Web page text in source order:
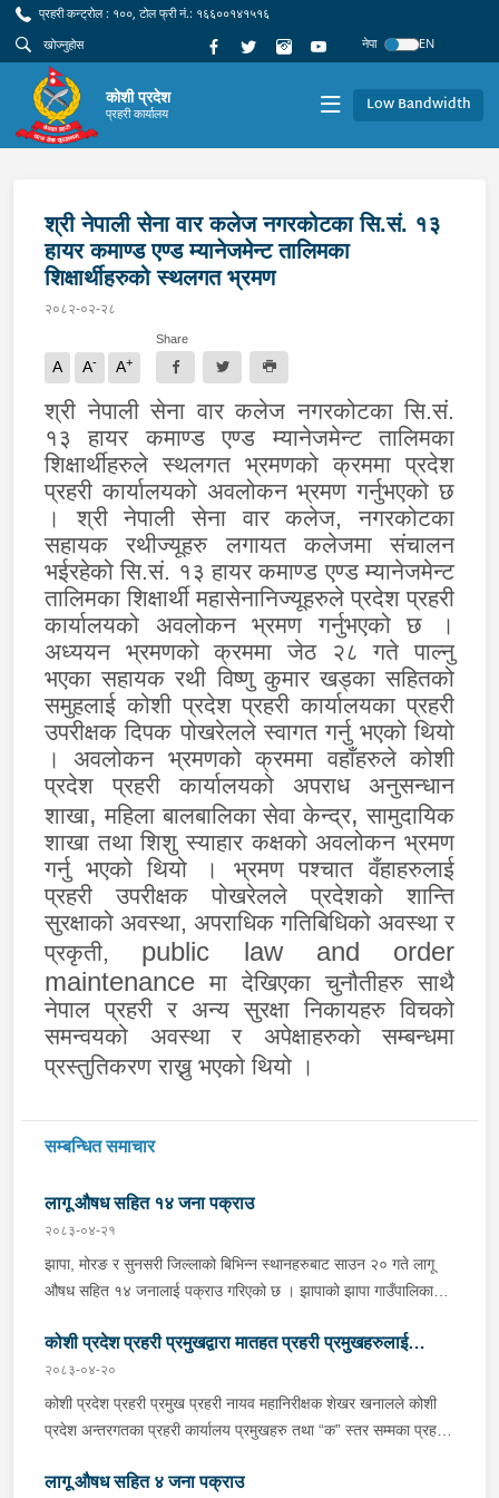
प्रहरी कन्ट्रोल : १००, टोल फ्री नं.: १६६००१४१५१६
नेपा
EN
कोशी प्रदेश
प्रहरी कार्यालय Low Bandwidth
श्री नेपाली सेना वार कलेज नगरकोटका सि.सं. १३
हायर कमाण्ड एण्ड म्यानेजमेन्ट तालिमका
शिक्षार्थीहरुको स्थलगत भ्रमण
२०८२-०२-२८
A A- A+
Share
श्री नेपाली सेना वार कलेज नगरकोटका सि.सं.
१३ हायर कमाण्ड एण्ड म्यानेजमेन्ट तालिमका
शिक्षार्थीहरुले स्थलगत भ्रमणको क्रममा प्रदेश
प्रहरी कार्यालयको अवलोकन भ्रमण गर्नुभएको छ
। श्री नेपाली सेना वार कलेज, नगरकोटका
सहायक रथीज्यूहरु लगायत कलेजमा संचालन
भईरहेको सि.सं. १३ हायर कमाण्ड एण्ड म्यानेजमेन्ट
तालिमका शिक्षार्थी महासेनानिज्यूहरुले प्रदेश प्रहरी
कार्यालयको अवलोकन भ्रमण गर्नुभएको छ ।
अध्ययन भ्रमणको क्रममा जेठ २८ गते पाल्नु
भएका सहायक रथी विष्णु कुमार खड्का सहितको
समुहलाई कोशी प्रदेश प्रहरी कार्यालयका प्रहरी
उपरीक्षक दिपक पोखरेलले स्वागत गर्नु भएको थियो
। अवलोकन भ्रमणको क्रममा वहाँहरुले कोशी
प्रदेश प्रहरी कार्यालयको अपराध अनुसन्धान
शाखा, महिला बालबालिका सेवा केन्द्र, सामुदायिक
शाखा तथा शिशु स्याहार कक्षको अवलोकन भ्रमण
गर्नु भएको थियो । भ्रमण पश्चात वँहाहरुलाई
प्रहरी उपरीक्षक पोखरेलले प्रदेशको शान्ति
सुरक्षाको अवस्था, अपराधिक गतिबिधिको अवस्था र
प्रकृती, public law and order
maintenance मा देखिएका चुनौतीहरु साथै
नेपाल प्रहरी र अन्य सुरक्षा निकायहरु विचको
समन्वयको अवस्था र अपेक्षाहरुको सम्बन्धमा
प्रस्तुतिकरण राख्नु भएको थियो ।
सम्बन्धित समाचार
लागू औषध सहित १४ जना पक्राउ
२०८३-०४-२१
झापा, मोरङ र सुनसरी जिल्लाको बिभिन्न स्थानहरुबाट साउन २० गते लागू
औषध सहित १४ जनालाई पक्राउ गरिएको छ । झापाको झापा गाउँपालिका–१
हाल शिवसताक्षी नगरपालिका–९ दुधे बस्ने ३० वर्षीय बिराज भुजेललाई १ ग्राम
६७ मिलिग्राम ब्राउन सुगर सहित, इलाका प्रहरी कार्यालय काँकरभिट्टा र
लागू औषध नियन्त्रण ब्यूरो काँकरभिट्टाको संयुक्त टोलीले इलामको सूर्योदय
नगरपालिका–४ का २६ वर्षीय सलमान थापालाई २ ग्राम ४९० मिलिग्राम
महानगरपालिका–१५ स्थितबाट इलाका प्रहरी कार्यालय रानी र लागू औषध
कोशी प्रदेश प्रहरी प्रमुखद्वारा मातहत प्रहरी प्रमुखहरुलाई
निर्देशन
२०८३-०४-२०
कोशी प्रदेश प्रहरी प्रमुख प्रहरी नायव महानिरीक्षक शेखर खनालले कोशी
प्रदेश अन्तरगतका प्रहरी कार्यालय प्रमुखहरु तथा “क” स्तर सम्मका प्रहरी
आवश्यक निर्देशन दिनु भएको छ । v निर्देशनको क्रममा उहाँले प्रहरीले आ-
लागू औषध सहित ४ जना पक्राउ